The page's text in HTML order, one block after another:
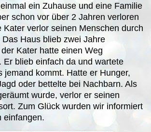
ein Zuhause und eine Familie
schon vor über 2 Jahren verloren
Kater verlor seinen Menschen durch
Haus blieb zwei Jahre
Kater hatte einen Weg
Er blieb einfach da und wartete
jemand kommt. Hatte er Hunger,
oder bettelte bei Nachbarn. Als
wurde, verlor er seinen
Zum Glück wurden wir informiert
einfangen.